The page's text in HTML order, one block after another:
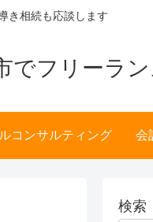
き相続も応談します
フリーラン
コンサルティング 会
検索